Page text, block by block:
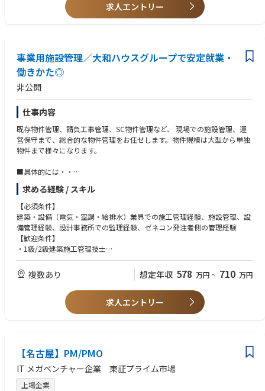
求人エントリー
事業用施設管理／大和ハウスグループで安定就業・
働きかた◎
非公開
仕事内容
既存物件管理、請負工事管理、SC物件管理など、 現場での施設管理、運
営保守まで、総合的な物件管理をお任せします。物件規模は大型から単独
物件まで様々になります。
■具体的には・・
・施工管理：関係各所への対応(調整・指示・交渉等)、品質・安全・原価
管理等
・既存物件の管理：保全維持管理全般、テナント入れ替え時の工事管理等
・請負工事の管理：依頼を受けた物件の施工管理
■入社後の教育・ステップアップ
入社後は先輩の同行から始め、建物のメンテナンスに関する基本的な知識
ことを期待しておりますが、課全体で物件の管理を行っておりますので、
分からないことがあればメンバーに確認でき、安心して業務が可能です。
す。不動産開発～管理、売却まで一気通貫で事業展開しています。
大手グループの福利厚生制度も充実しており、残業も20時間/月程度と長
期にわたり安定して就業できる環境です。
求める経験 / スキル
【必須条件】
建築・設備（電気・空調・給排水）業界での施工管理経験、施設管理、設
備管理経験、設計事務所での監理経験、ゼネコン発注者側の管理経験
【歓迎条件】
・1級/2級建築施工管理技士
・一級/二級建築士
【求める人物像】
社内関係部署、設計事務所、テナント、施工会社など、関係各所様々なや
りとりが発生するため、対人能力、交渉力が重要となります。
複数あり 想定年収 578 万円 ~ 710 万円
求人エントリー
【名古屋】PM/PMO
IT メガベンチャー企業 東証プライム市場
上場企業